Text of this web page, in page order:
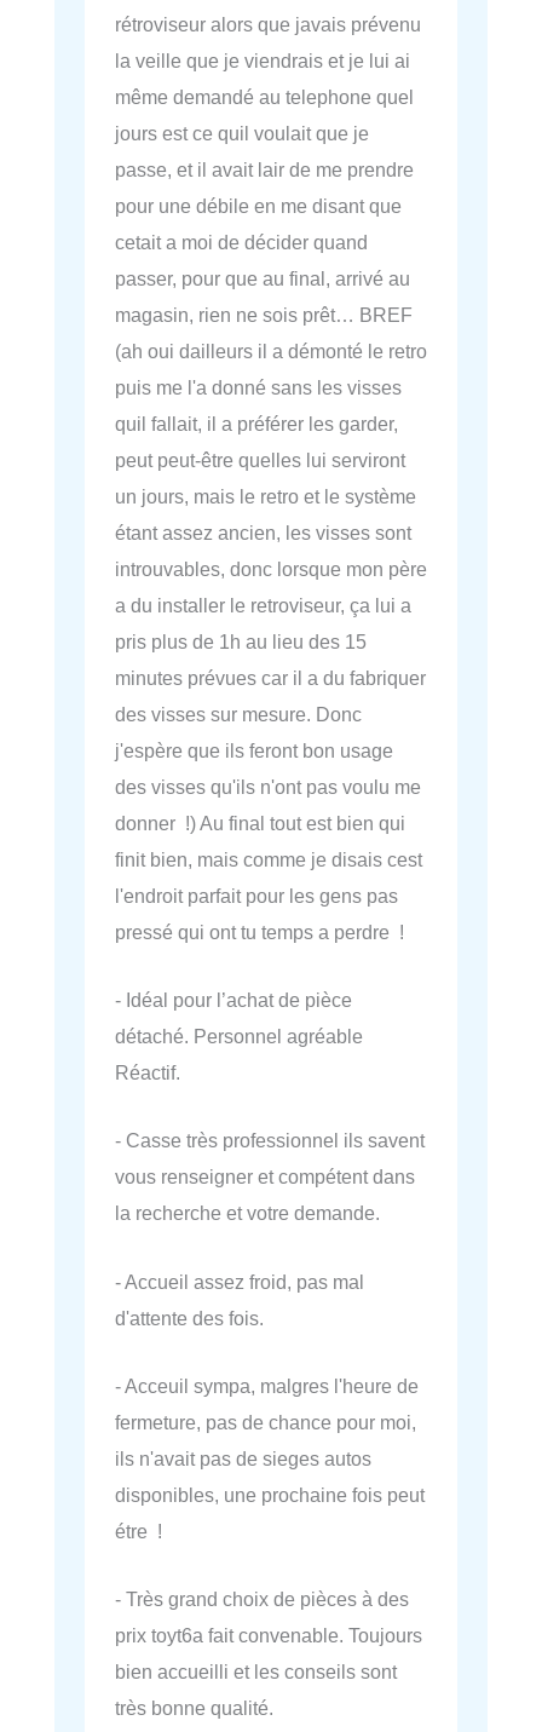
rétroviseur alors que javais prévenu
la veille que je viendrais et je lui ai
même demandé au telephone quel
jours est ce quil voulait que je
passe, et il avait lair de me prendre
pour une débile en me disant que
cetait a moi de décider quand
passer, pour que au final, arrivé au
magasin, rien ne sois prêt… BREF
(ah oui dailleurs il a démonté le retro
puis me l'a donné sans les visses
quil fallait, il a préférer les garder,
peut peut-être quelles lui serviront
un jours, mais le retro et le système
étant assez ancien, les visses sont
introuvables, donc lorsque mon père
a du installer le retroviseur, ça lui a
pris plus de 1h au lieu des 15
minutes prévues car il a du fabriquer
des visses sur mesure. Donc
j'espère que ils feront bon usage
des visses qu'ils n'ont pas voulu me
donner !) Au final tout est bien qui
finit bien, mais comme je disais cest
l'endroit parfait pour les gens pas
pressé qui ont tu temps a perdre !
- Idéal pour l’achat de pièce
détaché. Personnel agréable
Réactif.
- Casse très professionnel ils savent
vous renseigner et compétent dans
la recherche et votre demande.
- Accueil assez froid, pas mal
d'attente des fois.
- Acceuil sympa, malgres l'heure de
fermeture, pas de chance pour moi,
ils n'avait pas de sieges autos
disponibles, une prochaine fois peut
étre !
- Très grand choix de pièces à des
prix toyt6a fait convenable. Toujours
bien accueilli et les conseils sont
très bonne qualité.